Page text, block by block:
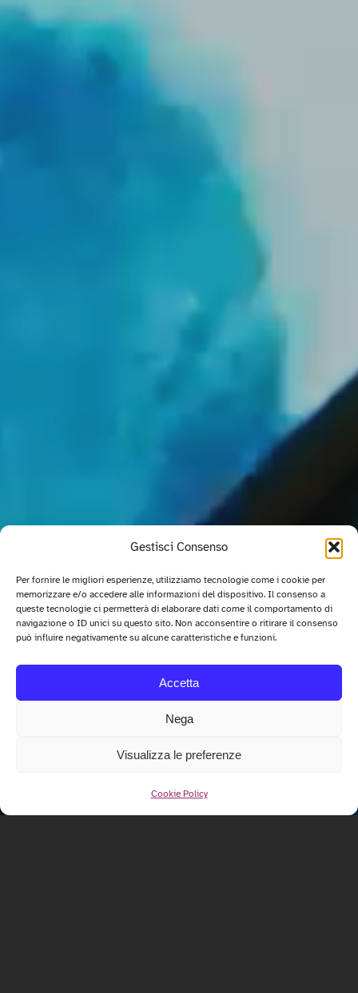
Gestisci Consenso
Per fornire le migliori esperienze, utilizziamo tecnologie come i cookie per
memorizzare e/o accedere alle informazioni del dispositivo. Il consenso a
queste tecnologie ci permetterà di elaborare dati come il comportamento di
navigazione o ID unici su questo sito. Non acconsentire o ritirare il consenso
può influire negativamente su alcune caratteristiche e funzioni.
Accetta
Nega
Visualizza le preferenze
Cookie Policy